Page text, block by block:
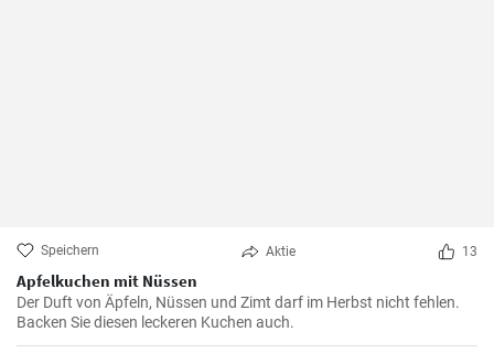
Speichern Aktie 13
Apfelkuchen mit Nüssen
Der Duft von Äpfeln, Nüssen und Zimt darf im Herbst nicht fehlen.
Backen Sie diesen leckeren Kuchen auch.